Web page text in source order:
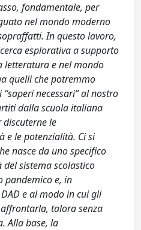
fondamentale, per
nel mondo moderno
In questo lavoro,
esplorativa a supporto
letteratura e nel mondo
quelli che potremmo
necessari” al nostro
dalla scuola italiana
discuterne le
e le potenzialità. Ci si
nasce da uno specifico
sistema scolastico
pandemico e, in
e al modo in cui gli
talora senza
Alla base, la